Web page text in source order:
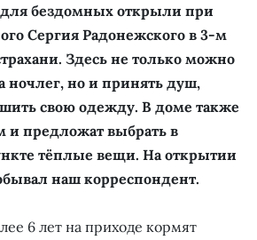
бездомных открыли при
Сергия Радонежского в 3-м
Здесь не только можно
ночлег, но и принять душ,
свою одежду. В доме также
и предложат выбрать в
тёплые вещи. На открытии
наш корреспондент.
6 лет на приходе кормят